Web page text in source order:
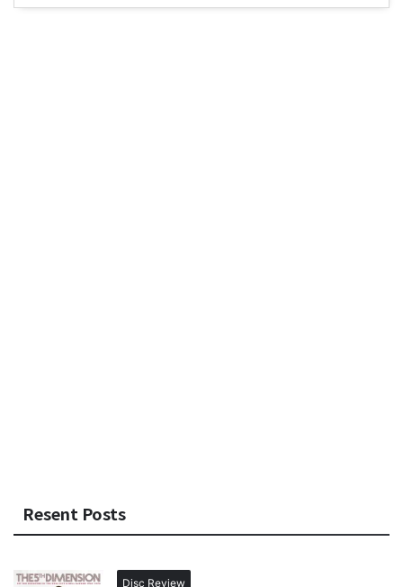
Resent Posts
Disc Review